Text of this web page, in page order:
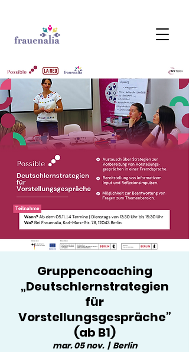
Gruppencoaching
„Deutschlernstrategien
für
Vorstellungsgespräche”
(ab B1)
mar. 05 nov.
  |
Berlin